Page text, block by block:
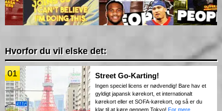
Hvorfor du vil elske det:
01 Street Go-Karting!
Ingen speciel licens er nødvendig! Bare hav et
gyldigt japansk kørekort, et internationalt
kørekort eller et SOFA-kørekort, og så er du
klar til at køre gennem Tokyo! For mere